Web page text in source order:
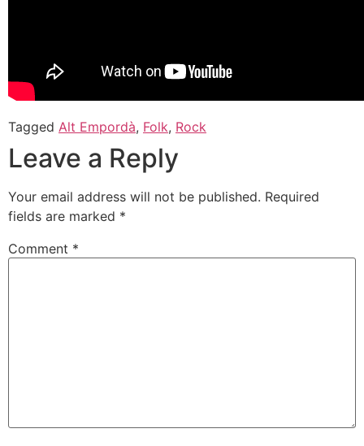
Tagged Alt Empordà, Folk, Rock
Leave a Reply
Your email address will not be published. Required
fields are marked *
Comment *